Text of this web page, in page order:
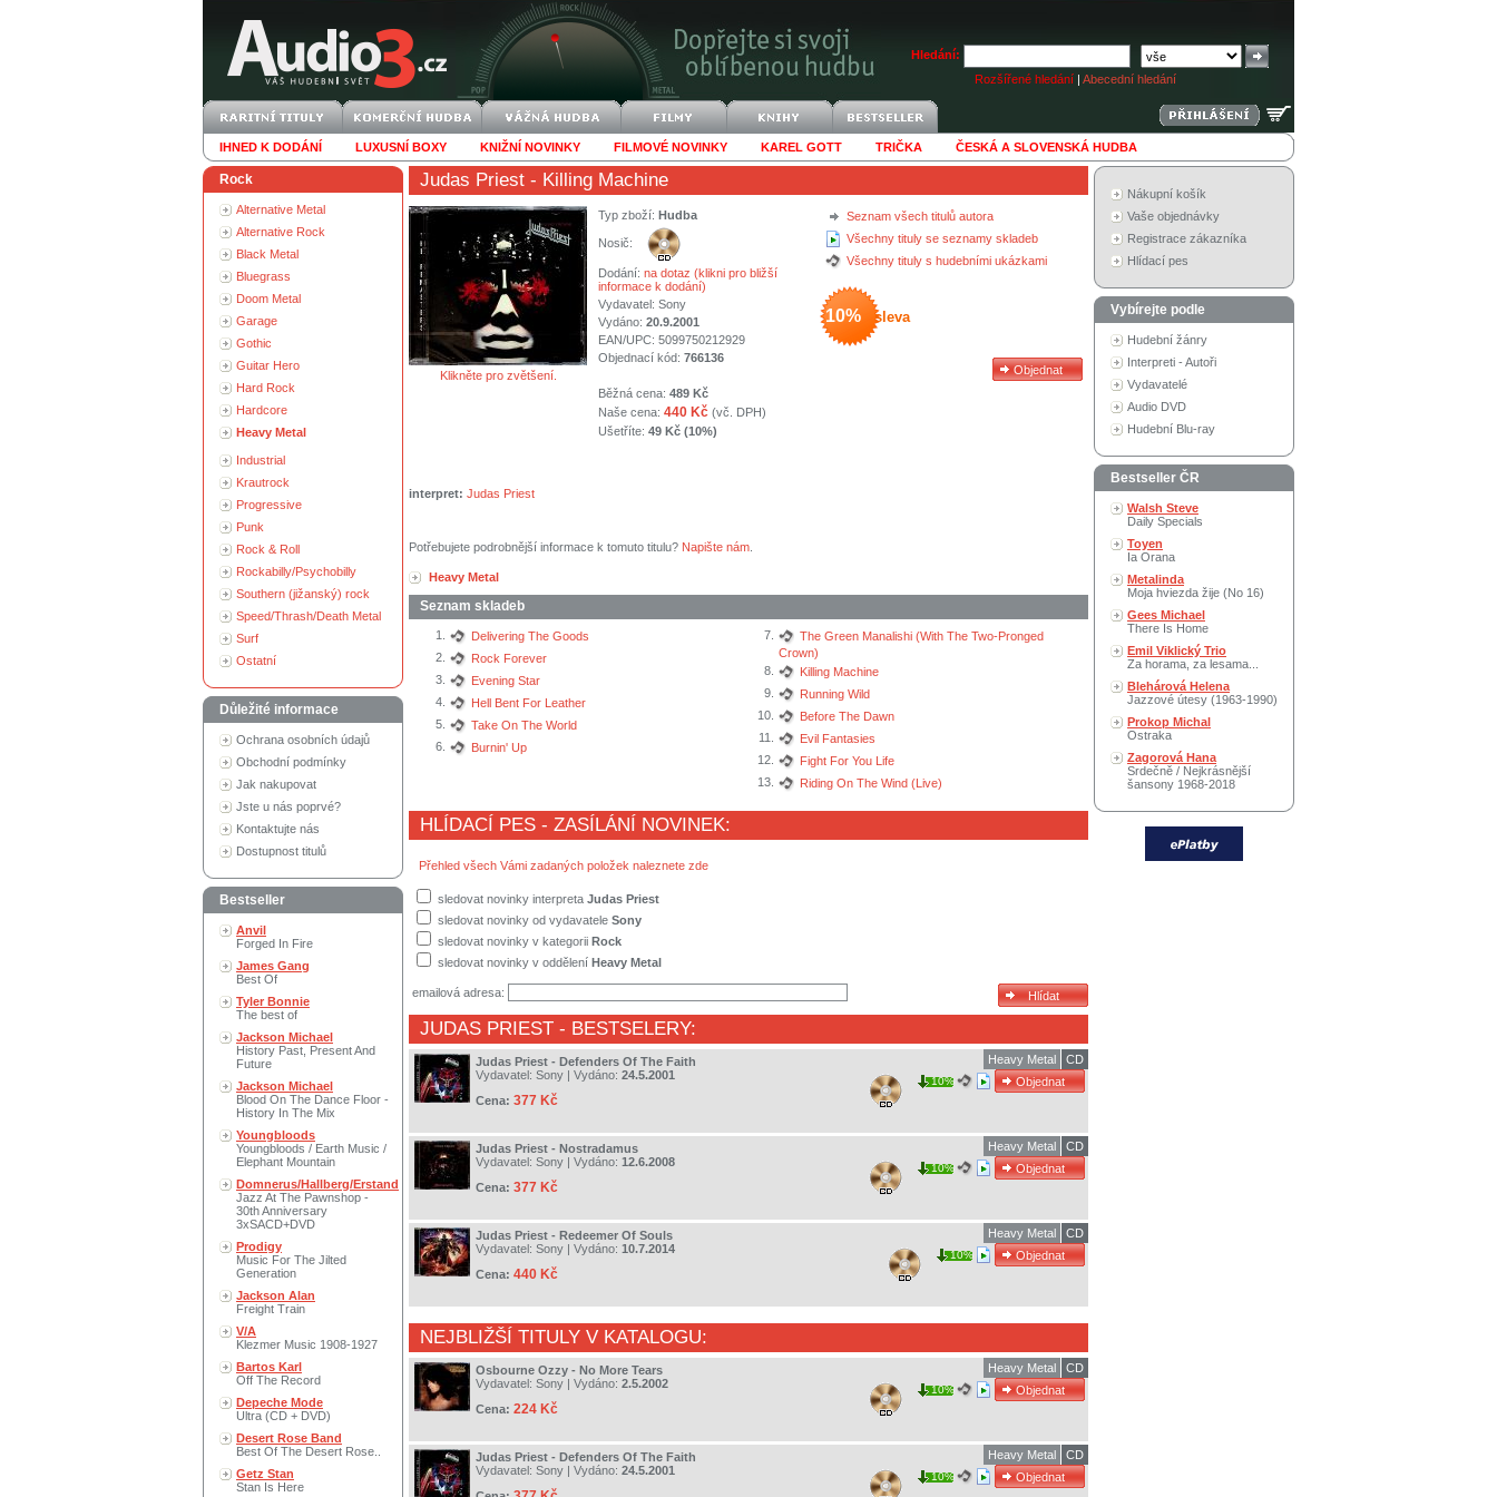
Hledání:
Rozšířené hledání | Abecední hledání
IHNED K DODÁNÍ LUXUSNÍ BOXY KNIŽNÍ NOVINKY FILMOVÉ NOVINKY KAREL GOTT TRIČKA ČESKÁ A SLOVENSKÁ HUDBA
Rock
Alternative Metal
Alternative Rock
Black Metal
Bluegrass
Doom Metal
Garage
Gothic
Guitar Hero
Hard Rock
Hardcore
Heavy Metal
Industrial
Krautrock
Progressive
Punk
Rock & Roll
Rockabilly/Psychobilly
Southern (jižanský) rock
Speed/Thrash/Death Metal
Surf
Ostatní
Důležité informace
Ochrana osobních údajů
Obchodní podmínky
Jak nakupovat
Jste u nás poprvé?
Kontaktujte nás
Dostupnost titulů
Bestseller
Anvil
Forged In Fire
James Gang
Best Of
Tyler Bonnie
The best of
Jackson Michael
History Past, Present And
Future
Jackson Michael
Blood On The Dance Floor -
History In The Mix
Youngbloods
Youngbloods / Earth Music /
Elephant Mountain
Domnerus/Hallberg/Erstand
Jazz At The Pawnshop -
30th Anniversary
3xSACD+DVD
Prodigy
Music For The Jilted
Generation
Jackson Alan
Freight Train
V/A
Klezmer Music 1908-1927
Bartos Karl
Off The Record
Depeche Mode
Ultra (CD + DVD)
Desert Rose Band
Best Of The Desert Rose..
Getz Stan
Stan Is Here
Judas Priest - Killing Machine
Klikněte pro zvětšení.
Seznam všech titulů autora
Všechny tituly se seznamy skladeb
Všechny tituly s hudebními ukázkami
10% sleva
Typ zboží: Hudba
Nosič:
Dodání: na dotaz (klikni pro bližší
informace k dodání)
Vydavatel: Sony
Vydáno: 20.9.2001
EAN/UPC: 5099750212929
Objednací kód: 766136
Běžná cena: 489 Kč
Naše cena: 440 Kč (vč. DPH)
Ušetříte: 49 Kč (10%)
interpret: Judas Priest
Potřebujete podrobnější informace k tomuto titulu? Napište nám
Heavy Metal
Seznam skladeb
1.
Delivering The Goods
2.
Rock Forever
3.
Evening Star
4.
Hell Bent For Leather
5.
Take On The World
6.
Burnin' Up
7.
The Green Manalishi (With The Two-Pronged
Crown)
8.
Killing Machine
9.
Running Wild
10.
Before The Dawn
11.
Evil Fantasies
12.
Fight For You Life
13.
Riding On The Wind (Live)
HLÍDACÍ PES - ZASÍLÁNÍ NOVINEK:
Přehled všech Vámi zadaných položek naleznete zde
sledovat novinky interpreta Judas Priest
sledovat novinky od vydavatele Sony
sledovat novinky v kategorii Rock
sledovat novinky v oddělení Heavy Metal
emailová adresa:
JUDAS PRIEST - BESTSELERY:
Judas Priest - Defenders Of The Faith
Vydavatel: Sony | Vydáno: 24.5.2001
Cena: 377 Kč
CD
Heavy Metal
10%
Judas Priest - Nostradamus
Vydavatel: Sony | Vydáno: 12.6.2008
Cena: 377 Kč
CD
Heavy Metal
10%
Judas Priest - Redeemer Of Souls
Vydavatel: Sony | Vydáno: 10.7.2014
Cena: 440 Kč
CD
Heavy Metal
10%
NEJBLIŽŠÍ TITULY V KATALOGU:
Osbourne Ozzy - No More Tears
Vydavatel: Sony | Vydáno: 2.5.2002
Cena: 224 Kč
CD
Heavy Metal
10%
Judas Priest - Defenders Of The Faith
Vydavatel: Sony | Vydáno: 24.5.2001
CD
Heavy Metal
10%
Nákupní košík
Vaše objednávky
Registrace zákazníka
Hlídací pes
Vybírejte podle
Hudební žánry
Interpreti - Autoři
Vydavatelé
Audio DVD
Hudební Blu-ray
Bestseller ČR
Walsh Steve
Daily Specials
Toyen
Ia Orana
Metalinda
Moja hviezda žije (No 16)
Gees Michael
There Is Home
Emil Viklický Trio
Za horama, za lesama...
Blehárová Helena
Jazzové útesy (1963-1990)
Prokop Michal
Ostraka
Zagorová Hana
Srdečně / Nejkrásnější
šansony 1968-2018